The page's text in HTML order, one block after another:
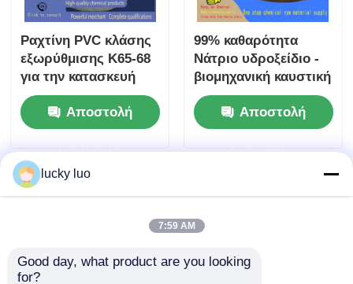
Ραχτίνη PVC κλάσης
εξωρύθμισης K65-68
για την κατασκευή
σωλήνων και
πλαισίων
παραθύρων
Αποστολή
ερώτησης
99% καθαρότητα
Νάτριο υδροξείδιο -
βιομηχανική καυστική
σόδα για
επεξεργασία νερού
και χημική παραγωγή
Αποστολή
ερώτησης
lucky luo
7:59 AM
Good day, what product are you looking
for?